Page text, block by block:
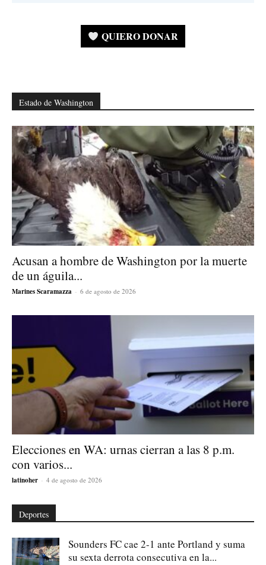
QUIERO DONAR
Estado de Washington
Acusan a hombre de Washington por la muerte
de un águila...
Marines Scaramazza - 6 de agosto de 2026
Elecciones en WA: urnas cierran a las 8 p.m.
con varios...
latinoher - 4 de agosto de 2026
Deportes
Sounders FC cae 2-1 ante Portland y suma
su sexta derrota consecutiva en la...